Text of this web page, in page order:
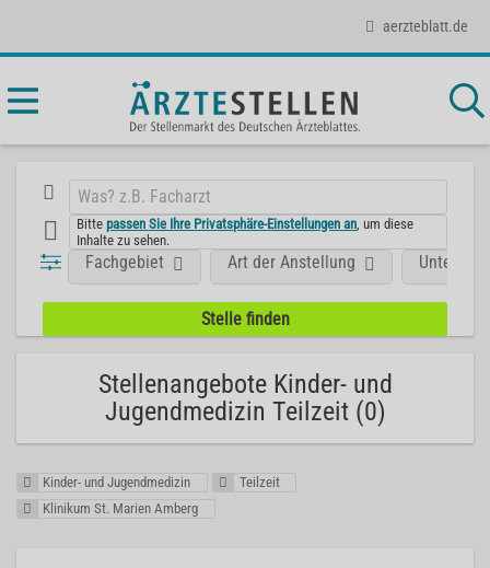
aerzteblatt.de
Bittepassen Sie Ihre Privatsphäre-Einstellungen an , um diese
Inhalte zu sehen.
Fachgebiet Art der Anstellung
Stellenangebote Kinder- und
Jugendmedizin Teilzeit (0)
Kinder- und Jugendmedizin
Teilzeit
Klinikum St. Marien Amberg